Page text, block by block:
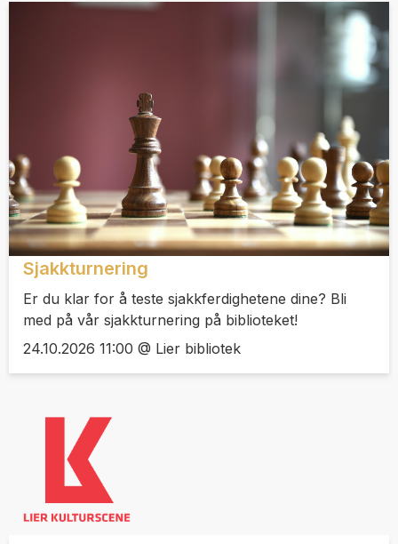
Sjakkturnering
Er du klar for å teste sjakkferdighetene dine? Bli
med på vår sjakkturnering på biblioteket!
24.10.2026 11:00 @ Lier bibliotek